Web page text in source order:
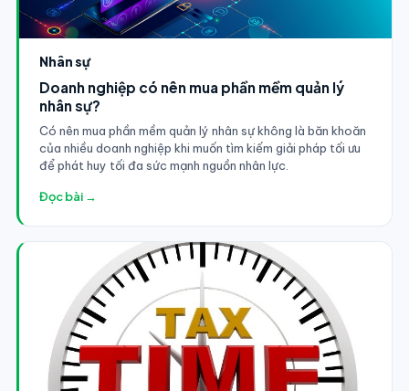
Nhân sự
Doanh nghiệp có nên mua phần mềm quản lý
nhân sự?
Có nên mua phần mềm quản lý nhân sự không là băn khoăn
của nhiều doanh nghiệp khi muốn tìm kiếm giải pháp tối ưu
để phát huy tối đa sức mạnh nguồn nhân lực.
Đọc bài →